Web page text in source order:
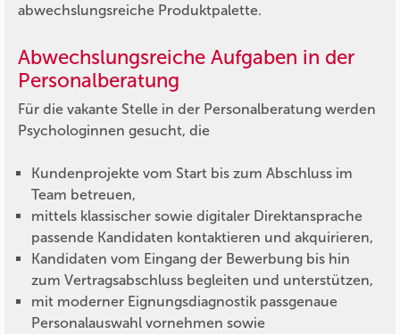
abwechslungsreiche Produktpalette.
Abwechslungsreiche Aufgaben in der
Personalberatung
Für die vakante Stelle in der Personalberatung werden
Psychologinnen gesucht, die
Kundenprojekte vom Start bis zum Abschluss im
Team betreuen,
mittels klassischer sowie digitaler Direktansprache
passende Kandidaten kontaktieren und akquirieren,
Kandidaten vom Eingang der Bewerbung bis hin
zum Vertragsabschluss begleiten und unterstützen,
mit moderner Eignungsdiagnostik passgenaue
Personalauswahl vornehmen sowie